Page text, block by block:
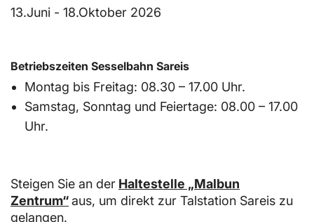
13.Juni - 18.Oktober 2026
Betriebszeiten Sesselbahn Sareis
Montag bis Freitag: 08.30 – 17.00 Uhr.
Samstag, Sonntag und Feiertage: 08.00 – 17.00
Uhr.
Steigen Sie an der Haltestelle „Malbun
Zentrum“aus, um direkt zur Talstation Sareis zu
gelangen.